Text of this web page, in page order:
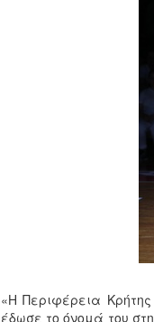
«H Περιφέρεια
έδωσε το όνομά του